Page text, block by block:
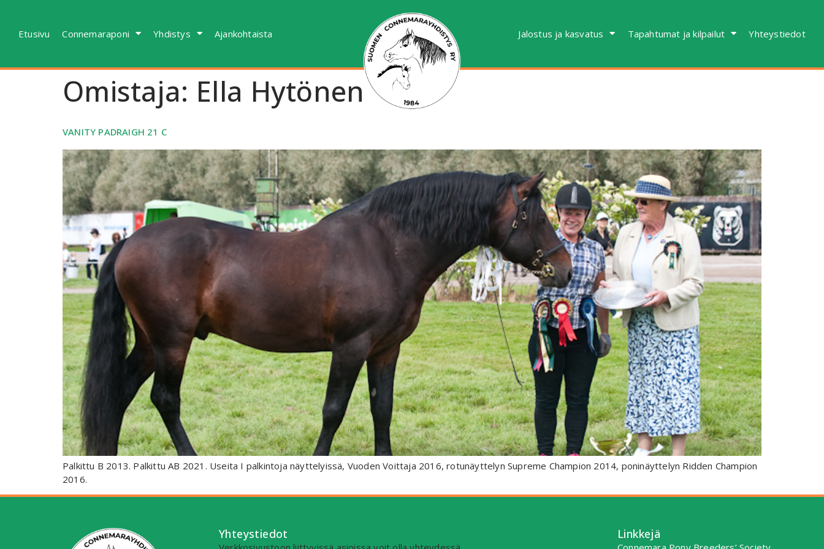
Etusivu Connemaraponi Yhdistys Ajankohtaista Jalostus ja kasvatus Tapahtumat ja kilpailut Yhteystiedot
Omistaja: Ella Hytönen
VANITY PADRAIGH 21 C
Palkittu B 2013. Palkittu AB 2021. Useita I palkintoja näyttelyissä, Vuoden Voittaja 2016, rotunäyttelyn Supreme Champion 2014, poninäyttelyn Ridden Champion
2016.
Yhteystiedot Linkkejä